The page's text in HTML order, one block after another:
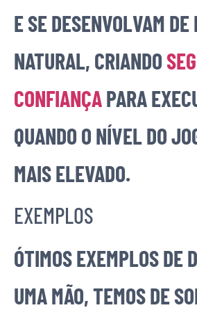
E SE DESENVOLVAM DE
NATURAL, CRIANDO
CONFIANÇAPARA
QUANDO O NÍVEL DO
MAIS ELEVADO.
EXEMPLOS
ÓTIMOS EXEMPLOS DE
UMA MÃO, TEMOS DE